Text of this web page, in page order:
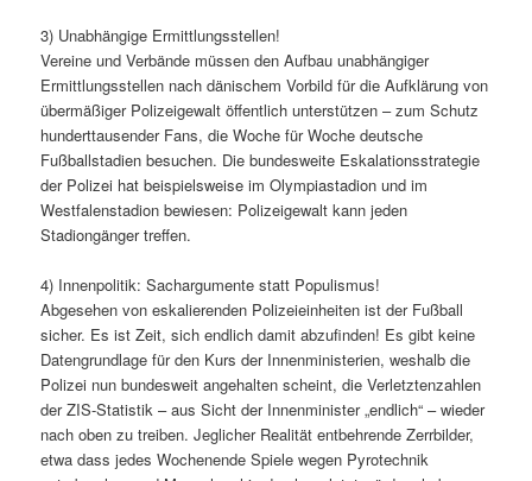
3) Unabhängige Ermittlungsstellen!
Vereine und Verbände müssen den Aufbau unabhängiger
Ermittlungsstellen nach dänischem Vorbild für die Aufklärung von
übermäßiger Polizeigewalt öffentlich unterstützen – zum Schutz
hunderttausender Fans, die Woche für Woche deutsche
Fußballstadien besuchen. Die bundesweite Eskalationsstrategie
der Polizei hat beispielsweise im Olympiastadion und im
Westfalenstadion bewiesen: Polizeigewalt kann jeden
Stadiongänger treffen.
4) Innenpolitik: Sachargumente statt Populismus!
Abgesehen von eskalierenden Polizeieinheiten ist der Fußball
sicher. Es ist Zeit, sich endlich damit abzufinden! Es gibt keine
Datengrundlage für den Kurs der Innenministerien, weshalb die
Polizei nun bundesweit angehalten scheint, die Verletztenzahlen
der ZIS-Statistik – aus Sicht der Innenminister „endlich“ – wieder
nach oben zu treiben. Jeglicher Realität entbehrende Zerrbilder,
etwa dass jedes Wochenende Spiele wegen Pyrotechnik